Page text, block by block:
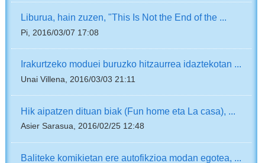
Liburua, hain zuzen, "This Is Not the End of the ...
Pi, 2016/03/07 17:08
Irakurtzeko moduei buruzko hitzaurrea idaztekotan ...
Unai Villena, 2016/03/03 21:11
Hik aipatzen dituan biak (Fun home eta La casa), ...
Asier Sarasua, 2016/02/25 12:48
Baliteke komikietan ere autofikzioa modan egotea, ...